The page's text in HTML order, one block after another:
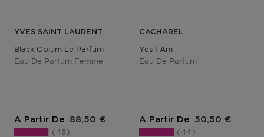
YVES SAINT LAURENT
Black Opium Le Parfum
Eau De Parfum Femme
A Partir De Prix du produit
88,50 €
46
CACHAREL
Yes I Am
Eau De Parfum
A Partir De Prix du produit
50,50 €
44